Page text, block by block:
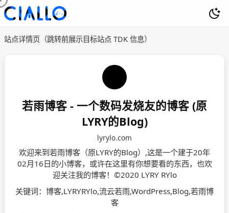
站点详情页（跳转前展示目标站点 TDK 信息）
若雨博客 - 一个数码发烧友的博客 (原
LYRY的Blog)
lyrylo.com
欢迎来到若雨博客（原LYRY的Blog）,这是一个建于20年
02月16日的小博客，或许在这里有你想要看的东西，也欢
迎关注我的博客！©2020 LYRY RYlo
关键词：博客,LYRYRYlo,流云若雨,WordPress,Blog,若雨博
客